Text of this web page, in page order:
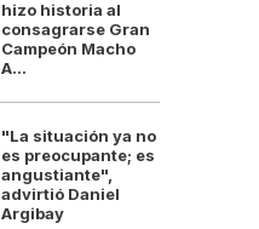
hizo historia al
consagrarse Gran
Campeón Macho
A...
"La situación ya no
es preocupante; es
angustiante",
advirtió Daniel
Argibay